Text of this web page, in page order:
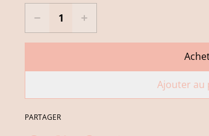
Ajouter au
PARTAGER